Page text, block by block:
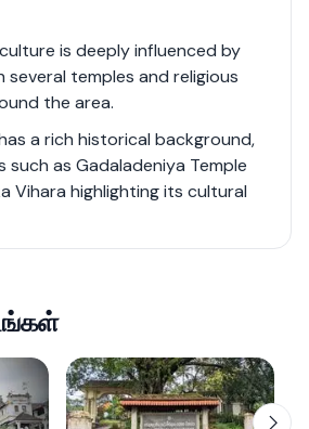
culture is deeply influenced by
several temples and religious
the area.
a rich historical background,
such as Gadaladeniya Temple
Vihara highlighting its cultural